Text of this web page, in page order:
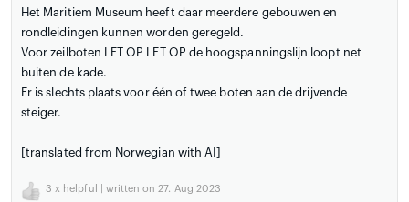
Het Maritiem Museum heeft daar meerdere gebouwen en
rondleidingen kunnen worden geregeld.
Voor zeilboten LET OP LET OP de hoogspanningslijn loopt net
buiten de kade.
Er is slechts plaats voor één of twee boten aan de drijvende
steiger.
[translated from Norwegian with AI]
3 x helpful | written on 27. Aug 2023